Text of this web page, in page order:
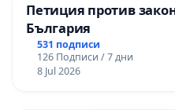
Петиция против
България
531 подписи
126 Подписи / 7 дни
8 Jul 2026